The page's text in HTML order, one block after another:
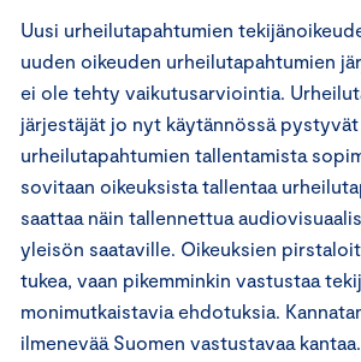
Uusi urheilutapahtumien
uuden oikeuden urheilutapahtumien
ei ole tehty vaikutusarviointia.
järjestäjät jo nyt käytännössä pystyvät
urheilutapahtumien tallentamista
sovitaan oikeuksista tallentaa
saattaa näin tallennettua
yleisön saataville. Oikeuksien
tukea, vaan pikemminkin vastustaa
monimutkaistavia ehdotuksia.
ilmenevää Suomen vastustavaa kantaa.